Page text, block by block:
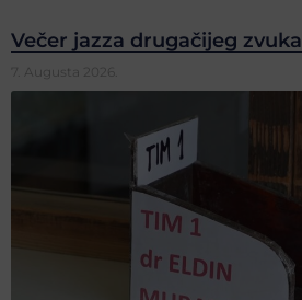
Večer jazza drugačijeg zvuka
7. Augusta 2026.